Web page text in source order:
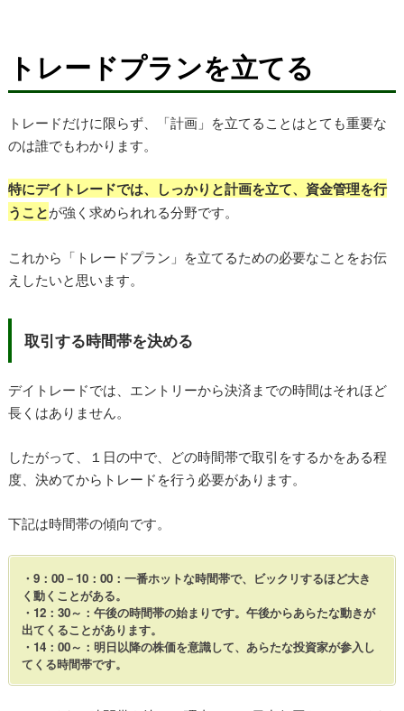
トレードプランを立てる
トレードだけに限らず、「計画」を立てることはとても重要な
のは誰でもわかります。
特にデイトレードでは、しっかりと計画を立て、資金管理を行
うことが強く求められれる分野です。
これから「トレードプラン」を立てるための必要なことをお伝
えしたいと思います。
取引する時間帯を決める
デイトレードでは、エントリーから決済までの時間はそれほど
長くはありません。
したがって、１日の中で、どの時間帯で取引をするかをある程
度、決めてからトレードを行う必要があります。
下記は時間帯の傾向です。
・9：00－10：00：一番ホットな時間帯で、ビックリするほど大き
く動くことがある。
・12：30～：午後の時間帯の始まりです。午後からあらたな動きが
出てくることがあります。
・14：00～：明日以降の株価を意識して、あらたな投資家が参入し
てくる時間帯です。